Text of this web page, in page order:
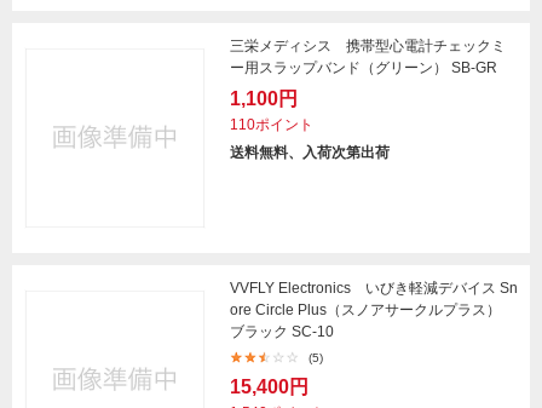
三栄メディシス 携帯型心電計チェックミ
ー用スラップバンド（グリーン） SB-GR
1,100円
110ポイント
送料無料、入荷次第出荷
VVFLY Electronics いびき軽減デバイス Sn
ore Circle Plus（スノアサークルプラス）
ブラック SC-10
(5)
15,400円